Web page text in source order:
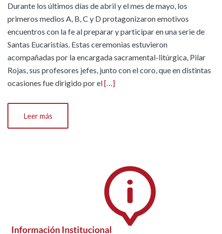
Durante los últimos días de abril y el mes de mayo, los
primeros medios A, B, C y D protagonizaron emotivos
encuentros con la fe al preparar y participar en una serie de
Santas Eucaristías. Estas ceremonias estuvieron
acompañadas por la encargada sacramental-litúrgica, Pilar
Rojas, sus profesores jefes, junto con el coro, que en distintas
ocasiones fue dirigido por el[…]
Leer más